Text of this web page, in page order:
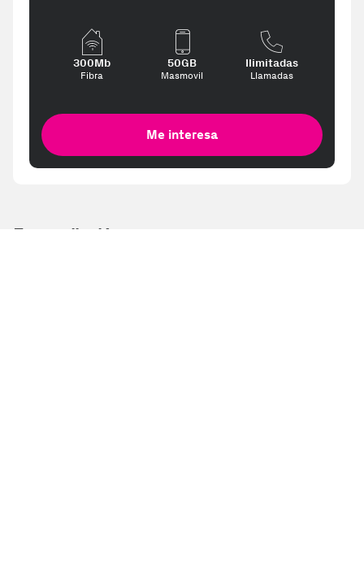
300Mb
Fibra
50GB
Masmovil
Ilimitadas
Llamadas
Me interesa
En un plisplás